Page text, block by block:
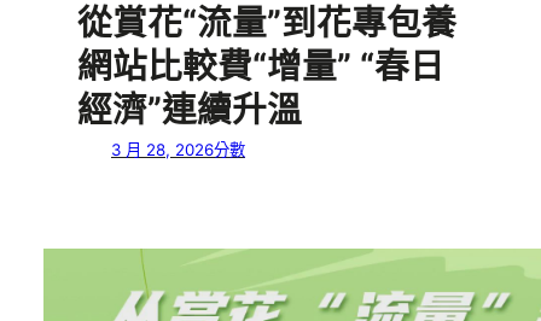
從賞花“流量”到花專包養
網站比較費“增量” “春日
經濟”連續升溫
3 月 28, 2026分數